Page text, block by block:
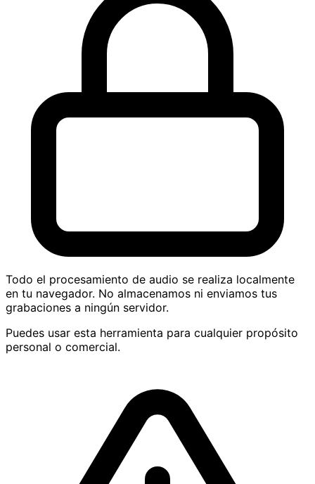
Todo el procesamiento de audio se realiza localmente
en tu navegador. No almacenamos ni enviamos tus
grabaciones a ningún servidor.
Puedes usar esta herramienta para cualquier propósito
personal o comercial.